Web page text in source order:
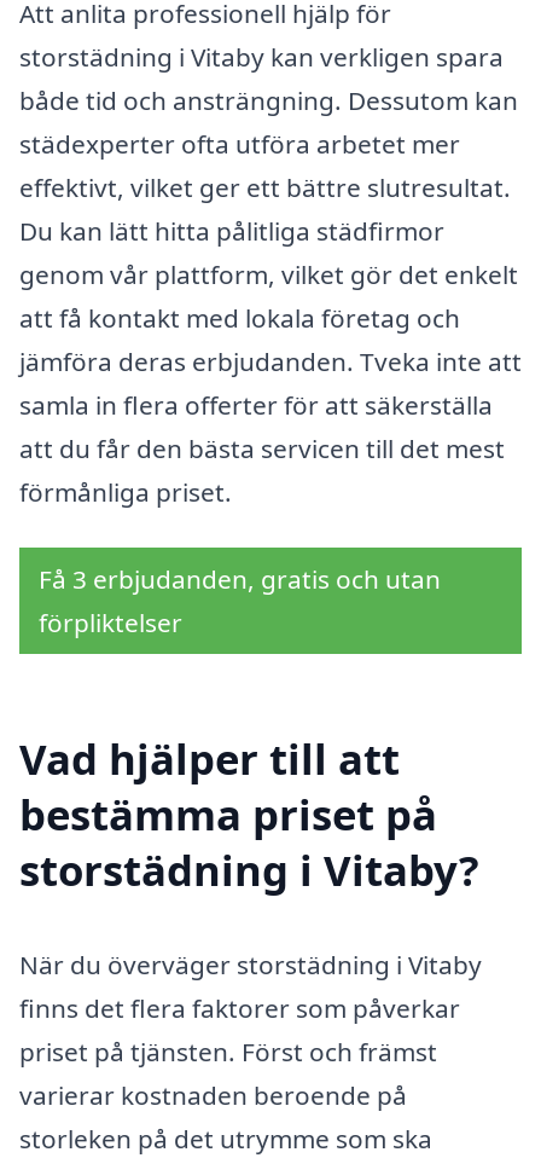
Att anlita professionell hjälp för
storstädning i Vitaby kan verkligen spara
både tid och ansträngning. Dessutom kan
städexperter ofta utföra arbetet mer
effektivt, vilket ger ett bättre slutresultat.
Du kan lätt hitta pålitliga städfirmor
genom vår plattform, vilket gör det enkelt
att få kontakt med lokala företag och
jämföra deras erbjudanden. Tveka inte att
samla in flera offerter för att säkerställa
att du får den bästa servicen till det mest
förmånliga priset.
Få 3 erbjudanden, gratis och utan
förpliktelser
Vad hjälper till att
bestämma priset på
storstädning i Vitaby?
När du överväger storstädning i Vitaby
finns det flera faktorer som påverkar
priset på tjänsten. Först och främst
varierar kostnaden beroende på
storleken på det utrymme som ska